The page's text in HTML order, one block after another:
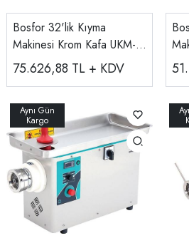
Bosfor 32'lik Kıyma
Makinesi Krom Kafa UKM-
32P
75.626,88 TL + KDV